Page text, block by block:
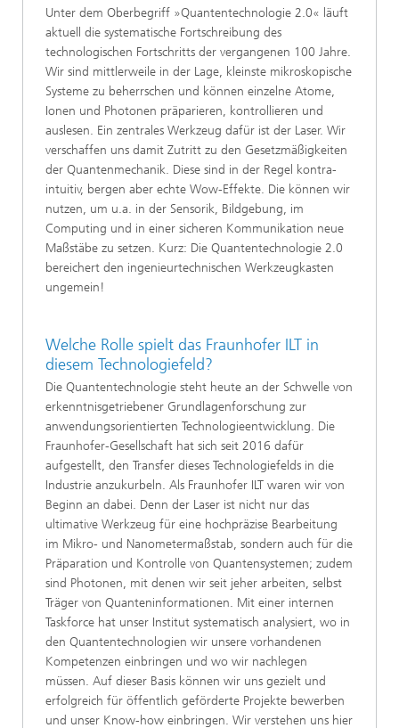
Unter dem Oberbegriff »Quantentechnologie 2.0« läuft
aktuell die systematische Fortschreibung des
technologischen Fortschritts der vergangenen 100 Jahre.
Wir sind mittlerweile in der Lage, kleinste mikroskopische
Systeme zu beherrschen und können einzelne Atome,
Ionen und Photonen präparieren, kontrollieren und
auslesen. Ein zentrales Werkzeug dafür ist der Laser. Wir
verschaffen uns damit Zutritt zu den Gesetzmäßigkeiten
der Quantenmechanik. Diese sind in der Regel kontra-
intuitiv, bergen aber echte Wow-Effekte. Die können wir
nutzen, um u.a. in der Sensorik, Bildgebung, im
Computing und in einer sicheren Kommunikation neue
Maßstäbe zu setzen. Kurz: Die Quantentechnologie 2.0
bereichert den ingenieurtechnischen Werkzeugkasten
ungemein!
Welche Rolle spielt das Fraunhofer ILT in
diesem Technologiefeld?
Die Quantentechnologie steht heute an der Schwelle von
erkenntnisgetriebener Grundlagenforschung zur
anwendungsorientierten Technologieentwicklung. Die
Fraunhofer-Gesellschaft hat sich seit 2016 dafür
aufgestellt, den Transfer dieses Technologiefelds in die
Industrie anzukurbeln. Als Fraunhofer ILT waren wir von
Beginn an dabei. Denn der Laser ist nicht nur das
ultimative Werkzeug für eine hochpräzise Bearbeitung
im Mikro- und Nanometermaßstab, sondern auch für die
Präparation und Kontrolle von Quantensystemen; zudem
sind Photonen, mit denen wir seit jeher arbeiten, selbst
Träger von Quanteninformationen. Mit einer internen
Taskforce hat unser Institut systematisch analysiert, wo in
den Quantentechnologien wir unsere vorhandenen
Kompetenzen einbringen und wo wir nachlegen
müssen. Auf dieser Basis können wir uns gezielt und
erfolgreich für öffentlich geförderte Projekte bewerben
und unser Know-how einbringen. Wir verstehen uns hier